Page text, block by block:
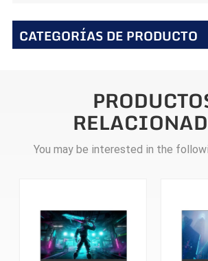
CATEGORÍAS DE PRODUCTO
You may be interested in the